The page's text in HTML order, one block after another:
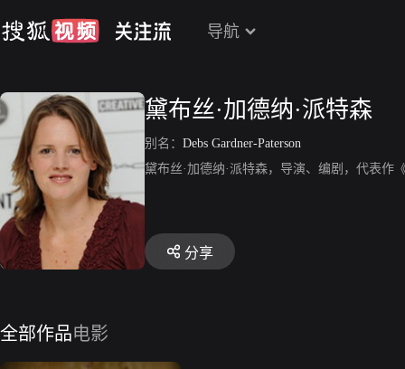
导航
黛布丝·加德纳·派特森
别名： Debs Gardner-Paterson
黛布丝·加德纳·派特森，导演、编剧，代表作
分享
全部作品电影